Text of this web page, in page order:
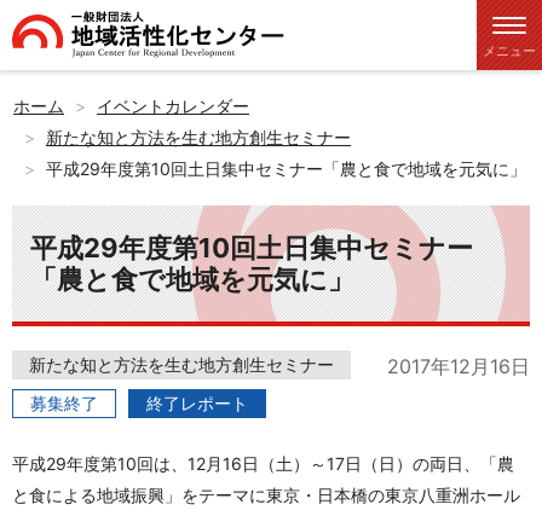
メニュー
ホーム
イベントカレンダー
新たな知と方法を生む地方創生セミナー
平成29年度第10回土日集中セミナー「農と食で地域を元気に」
平成29年度第10回土日集中セミナー
「農と食で地域を元気に」
新たな知と方法を生む地方創生セミナー
募集終了
終了レポート
2017年12月16日
平成29年度第10回は、12月16日（土）～17日（日）の両日、「農
と食による地域振興」をテーマに東京・日本橋の東京八重洲ホール